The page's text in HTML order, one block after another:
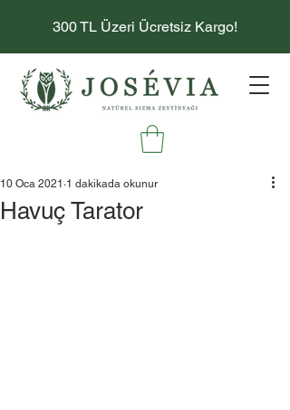
300 TL Üzeri Ücretsiz Kargo!
Havuç Tarator
10 Oca 2021 1 dakikada okunur